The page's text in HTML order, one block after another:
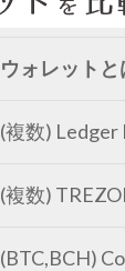
ウォレットと
(複数) Ledger
(複数)
(BTC,BCH)